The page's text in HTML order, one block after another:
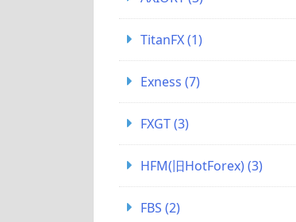
TitanFX(1)
Exness (7)
FXGT(3)
HFM(旧HotForex)(3)
FBS (2)